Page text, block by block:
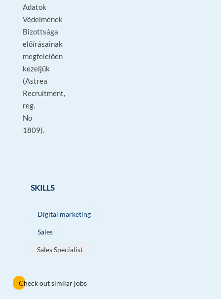
Adatok
Védelmének
Bizottsága
előírásainak
megfelelően
kezeljük
(Astrea
Recruitment,
reg.
No
1809).
SKILLS
Digital marketing
Sales
Sales Specialist
Check out similar jobs